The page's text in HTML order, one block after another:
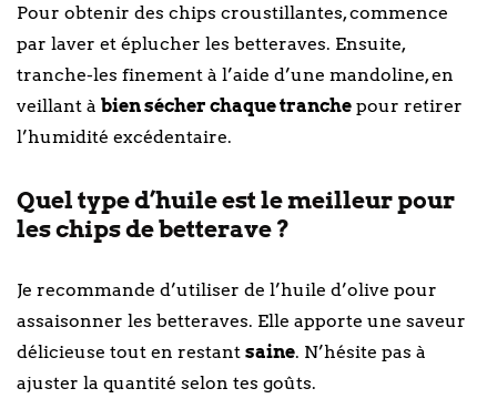
Pour obtenir des chips croustillantes, commence
par laver et éplucher les betteraves. Ensuite,
tranche-les finement à l’aide d’une mandoline, en
veillant à bien sécher chaque tranche pour retirer
l’humidité excédentaire.
Quel type d’huile est le meilleur pour
les chips de betterave ?
Je recommande d’utiliser de l’huile d’olive pour
assaisonner les betteraves. Elle apporte une saveur
délicieuse tout en restant saine. N’hésite pas à
ajuster la quantité selon tes goûts.